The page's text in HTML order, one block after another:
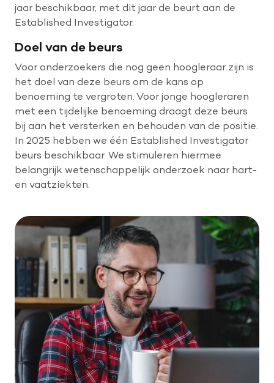
jaar beschikbaar, met dit jaar de beurt aan de
Established Investigator.
Doel van de beurs
Voor onderzoekers die nog geen hoogleraar zijn is
het doel van deze beurs om de kans op
benoeming te vergroten. Voor jonge hoogleraren
met een tijdelijke benoeming draagt deze beurs
bij aan het versterken en behouden van de positie.
In 2025 hebben we één Established Investigator
beurs beschikbaar. We stimuleren hiermee
belangrijk wetenschappelijk onderzoek naar hart-
en vaatziekten.